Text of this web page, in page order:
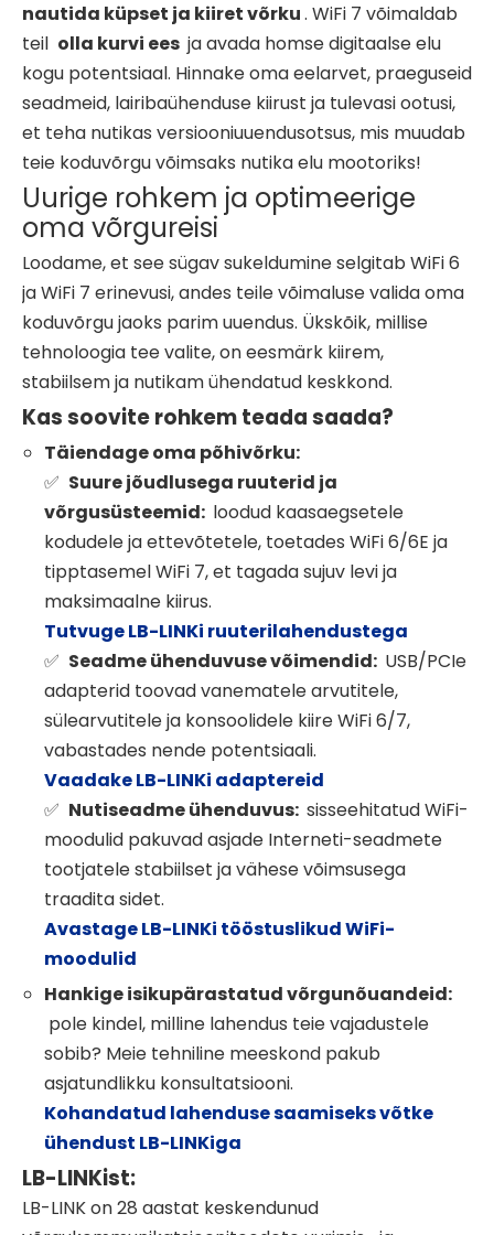
nautida küpset ja kiiret võrku. WiFi 7 võimaldab
teil olla kurvi ees ja avada homse digitaalse elu
kogu potentsiaal. Hinnake oma eelarvet, praeguseid
seadmeid, lairibaühenduse kiirust ja tulevasi ootusi,
et teha nutikas versiooniuuendusotsus, mis muudab
teie koduvõrgu võimsaks nutika elu mootoriks!
Uurige rohkem ja optimeerige
oma võrgureisi
Loodame, et see sügav sukeldumine selgitab WiFi 6
ja WiFi 7 erinevusi, andes teile võimaluse valida oma
koduvõrgu jaoks parim uuendus. Ükskõik, millise
tehnoloogia tee valite, on eesmärk kiirem,
stabiilsem ja nutikam ühendatud keskkond.
Kas soovite rohkem teada saada?
Täiendage oma põhivõrku:
✅ Suure jõudlusega ruuterid ja
võrgusüsteemid: loodud kaasaegsetele
kodudele ja ettevõtetele, toetades WiFi 6/6E ja
tipptasemel WiFi 7, et tagada sujuv levi ja
maksimaalne kiirus.
Tutvuge LB-LINKi ruuterilahendustega
✅ Seadme ühenduvuse võimendid: USB/PCIe
adapterid toovad vanematele arvutitele,
sülearvutitele ja konsoolidele kiire WiFi 6/7,
vabastades nende potentsiaali.
Vaadake LB-LINKi adaptereid
✅ Nutiseadme ühenduvus: sisseehitatud WiFi-
moodulid pakuvad asjade Interneti-seadmete
tootjatele stabiilset ja vähese võimsusega
traadita sidet.
Avastage LB-LINKi tööstuslikud WiFi-
moodulid
Hankige isikupärastatud võrgunõuandeid:
pole kindel, milline lahendus teie vajadustele
sobib? Meie tehniline meeskond pakub
asjatundlikku konsultatsiooni.
Kohandatud lahenduse saamiseks võtke
ühendust LB-LINKiga
LB-LINKist:
LB-LINK on 28 aastat keskendunud